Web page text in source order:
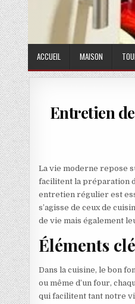
ACCUEIL MAISON
Entretien
La vie moderne repose
facilitent la préparation
entretien régulier est
s’agisse de ceux de
de vie mais également
Éléments
Dans la cuisine, le bon
ou même d’un four,
qui facilitent tant notre